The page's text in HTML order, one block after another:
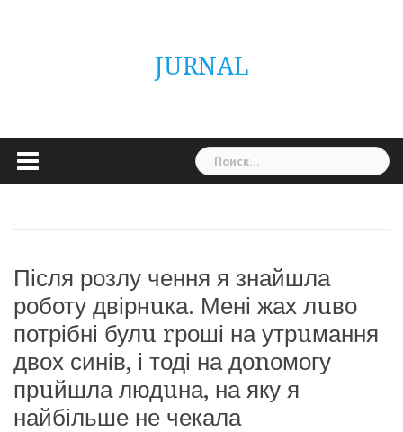
JURNAL
Найти:
Після розлу чення я знайшла
роботу двірнuка. Мені жах лuво
потрібні булu rроші на утрuмання
двох синів, і тоді на доnомогу
прuйшла людuна, на яку я
найбільше не чекала